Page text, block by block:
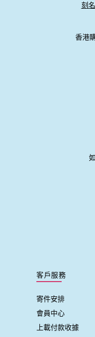
刻
香港
客戶服務
寄件安排
會員中心
上載付款收據